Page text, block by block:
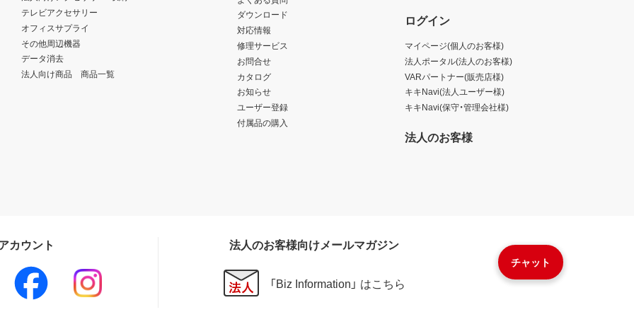
チャット
テレビアクセサリー
オフィスサプライ
その他周辺機器
データ消去
法人向け商品 商品一覧
ダウンロード
対応情報
修理サービス
お問合せ
カタログ
お知らせ
ユーザー登録
付属品の購入
ログイン
マイページ(個人のお客様)
法人ポータル(法人のお客様)
VARパートナー(販売店様)
キキNavi(法人ユーザー様)
キキNavi(保守・管理会社様)
法人のお客様
カウント 法人のお客様向けメールマガジン
「Biz Information」 はこちら